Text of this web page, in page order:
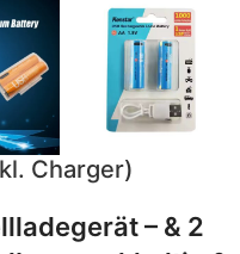
Charger)
– & 2